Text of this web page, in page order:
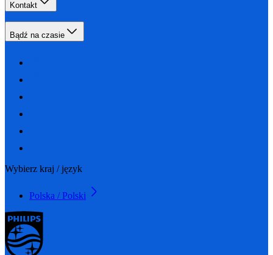
Kontakt
Bądź na czasie
Wybierz kraj / język
Polska / Polski